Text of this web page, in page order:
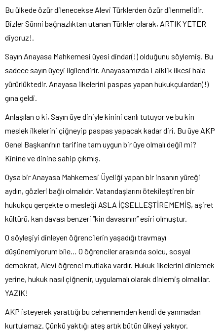
Bu ülkede özür dilenecekse Alevi Türklerden özür dilenmelidir.
Bizler Sünni bağnazlıktan utanan Türkler olarak, ARTIK YETER
diyoruz!.
Sayın Anayasa Mahkemesi üyesi dindar(!) olduğunu söylemiş. Bu
sadece sayın üyeyi ilgilendirir. Anayasamızda Laiklik ilkesi hala
yürürlüktedir. Anayasa ilkelerini paspas yapan hukukçulardan(!)
gına geldi.
Anlaşılan o ki, Sayın üye diniyle kinini canlı tutuyor ve bu kin
meslek ilkelerini çiğneyip paspas yapacak kadar diri. Bu üye AKP
Genel Başkanı’nın tarifine tam uygun bir üye olmalı değil mi?
Kinine ve dinine sahip çıkmış.
Oysa bir Anayasa Mahkemesi Üyeliği yapan bir insanın yüreği
aydın, gözleri bağlı olmalıdır. Vatandaşlarını ötekileştiren bir
hukukçu gerçekte o mesleği ASLA İÇSELLEŞTİREMEMİŞ, aşiret
kültürü, kan davası benzeri “kin davasının” esiri olmuştur.
O söyleşiyi dinleyen öğrencilerin yaşadığı travmayı
düşünemiyorum bile… O öğrenciler arasında solcu, sosyal
demokrat, Alevi öğrenci mutlaka vardır. Hukuk ilkelerini dinlemek
yerine, hukuk nasıl çiğnenir, uygulamalı olarak dinlemiş olmalılar.
YAZIK!
AKP isteyerek yarattığı bu cehennemden kendi de yanmadan
kurtulamaz. Çünkü yaktığı ateş artık bütün ülkeyi yakıyor.